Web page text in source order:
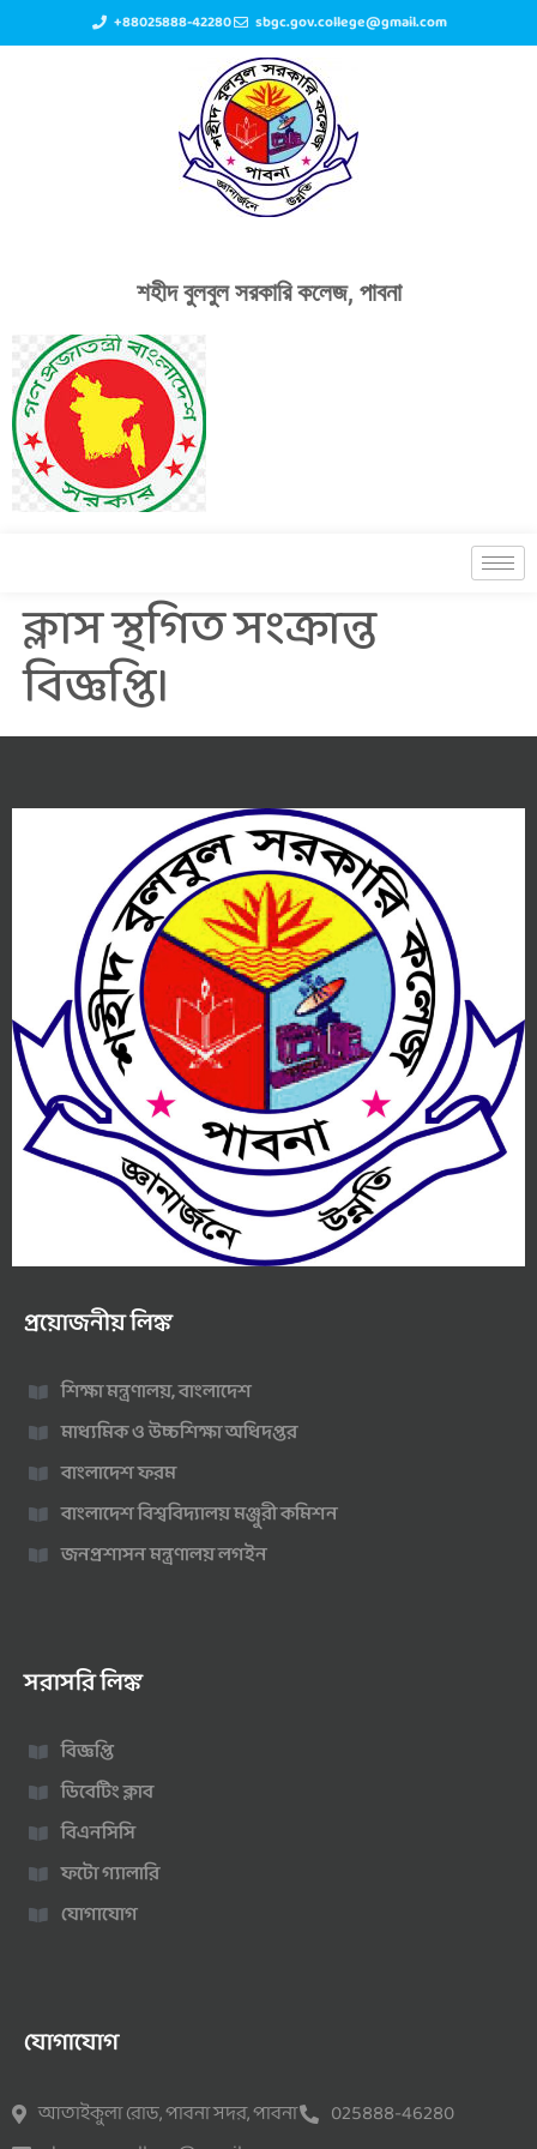
+88025888-42280 sbgc.gov.college@gmail.com
শহীদ বুলবুল সরকারি কলেজ, পাবনা
ক্লাস স্থগিত সংক্রান্ত
বিজ্ঞপ্তি।
প্রয়োজনীয় লিঙ্ক
শিক্ষা মন্ত্রণালয়, বাংলাদেশ
মাধ্যমিক ও উচ্চশিক্ষা অধিদপ্তর
বাংলাদেশ ফরম
বাংলাদেশ বিশ্ববিদ্যালয় মঞ্জুরী কমিশন
জনপ্রশাসন মন্ত্রণালয় লগইন
সরাসরি লিঙ্ক
বিজ্ঞপ্তি
ডিবেটিং ক্লাব
বিএনসিসি
ফটো গ্যালারি
যোগাযোগ
যোগাযোগ
আতাইকুলা রোড, পাবনা সদর, পাবনা
025888-46280